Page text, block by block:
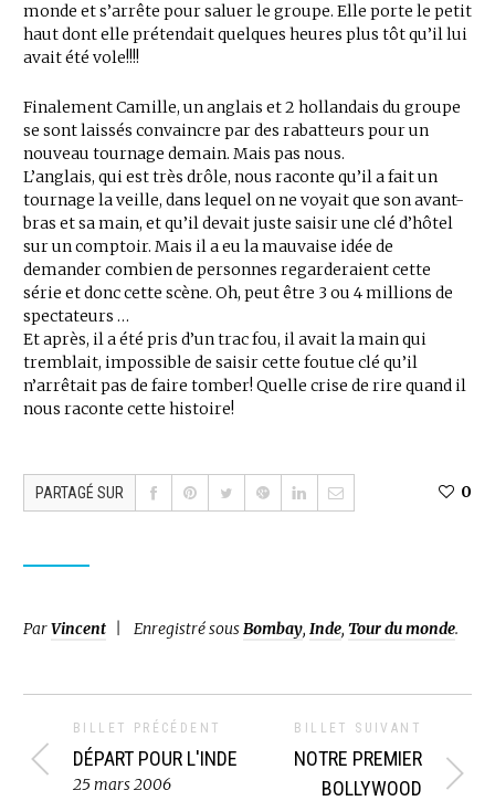
monde et s’arrête pour saluer le groupe. Elle porte le petit
haut dont elle prétendait quelques heures plus tôt qu’il lui
avait été vole!!!!
Finalement Camille, un anglais et 2 hollandais du groupe
se sont laissés convaincre par des rabatteurs pour un
nouveau tournage demain. Mais pas nous.
L’anglais, qui est très drôle, nous raconte qu’il a fait un
tournage la veille, dans lequel on ne voyait que son avant-
bras et sa main, et qu’il devait juste saisir une clé d’hôtel
sur un comptoir. Mais il a eu la mauvaise idée de
demander combien de personnes regarderaient cette
série et donc cette scène. Oh, peut être 3 ou 4 millions de
spectateurs …
Et après, il a été pris d’un trac fou, il avait la main qui
tremblait, impossible de saisir cette foutue clé qu’il
n’arrêtait pas de faire tomber! Quelle crise de rire quand il
nous raconte cette histoire!
PARTAGÉ SUR 0
ParVincent Enregistré sousBombay, Inde, Tour du monde.
BILLET PRÉCÉDENT
DÉPART POUR L'INDE
25 mars 2006
BILLET SUIVANT
NOTRE PREMIER
BOLLYWOOD